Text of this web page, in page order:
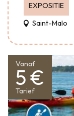
EXPOSITIE
Saint-Malo
Vanaf
5 €
Tarief